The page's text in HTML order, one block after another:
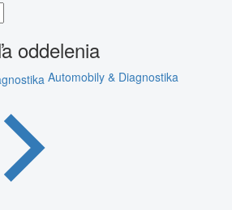
oddelenia
Automobily & Diagnostika